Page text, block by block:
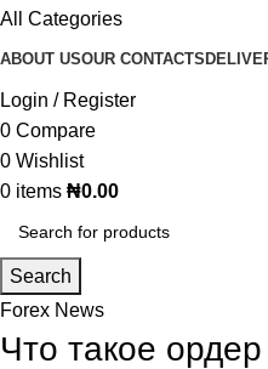
All Categories
ABOUT USOUR CONTACTS
Login / Register
0 Compare
0 Wishlist
0 items ₦0.00
Search
Forex News
Что такое